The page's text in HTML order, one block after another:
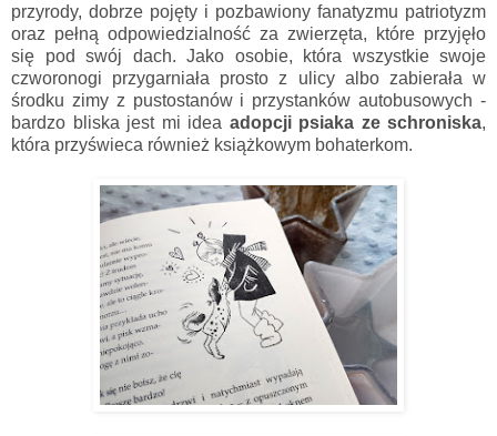
przyrody, dobrze pojęty i pozbawiony fanatyzmu patriotyzm
oraz pełną odpowiedzialność za zwierzęta, które przyjęło
się pod swój dach. Jako osobie, która wszystkie swoje
czworonogi przygarniała prosto z ulicy albo zabierała w
środku zimy z pustostanów i przystanków autobusowych -
bardzo bliska jest mi idea adopcji psiaka ze schroniska,
która przyświeca również książkowym bohaterkom.